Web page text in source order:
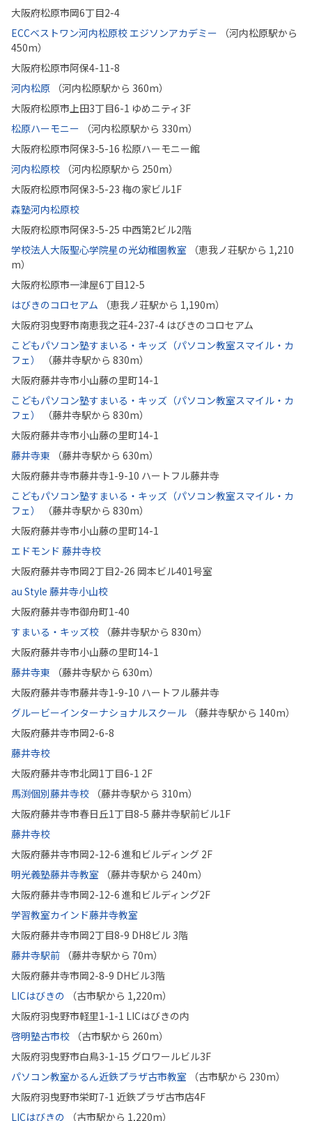
大阪府松原市岡6丁目2-4
ECCベストワン河内松原校 エジソンアカデミー
（河内松原駅から
450m）
大阪府松原市阿保4-11-8
河内松原
（河内松原駅から 360m）
大阪府松原市上田3丁目6-1 ゆめニティ3F
松原ハーモニー
（河内松原駅から 330m）
大阪府松原市阿保3-5-16 松原ハーモニー館
河内松原校
（河内松原駅から 250m）
大阪府松原市阿保3-5-23 梅の家ビル1F
森塾河内松原校
大阪府松原市阿保3-5-25 中西第2ビル2階
学校法人大阪聖心学院星の光幼稚園教室
（恵我ノ荘駅から 1,210
m）
大阪府松原市一津屋6丁目12-5
はびきのコロセアム
（恵我ノ荘駅から 1,190m）
大阪府羽曳野市南恵我之荘4-237-4 はびきのコロセアム
こどもパソコン塾すまいる・キッズ（パソコン教室スマイル・カ
フェ）
（藤井寺駅から 830m）
大阪府藤井寺市小山藤の里町14-1
こどもパソコン塾すまいる・キッズ（パソコン教室スマイル・カ
フェ）
（藤井寺駅から 830m）
大阪府藤井寺市小山藤の里町14-1
藤井寺東
（藤井寺駅から 630m）
大阪府藤井寺市藤井寺1-9-10 ハートフル藤井寺
こどもパソコン塾すまいる・キッズ（パソコン教室スマイル・カ
フェ）
（藤井寺駅から 830m）
大阪府藤井寺市小山藤の里町14-1
エドモンド 藤井寺校
大阪府藤井寺市岡2丁目2-26 岡本ビル401号室
au Style 藤井寺小山校
大阪府藤井寺市御舟町1-40
すまいる・キッズ校
（藤井寺駅から 830m）
大阪府藤井寺市小山藤の里町14-1
藤井寺東
（藤井寺駅から 630m）
大阪府藤井寺市藤井寺1-9-10 ハートフル藤井寺
グルービーインターナショナルスクール
（藤井寺駅から 140m）
大阪府藤井寺市岡2-6-8
藤井寺校
大阪府藤井寺市北岡1丁目6-1 2F
馬渕個別藤井寺校
（藤井寺駅から 310m）
大阪府藤井寺市春日丘1丁目8-5 藤井寺駅前ビル1F
藤井寺校
大阪府藤井寺市岡2-12-6 進和ビルディング 2F
明光義塾藤井寺教室
（藤井寺駅から 240m）
大阪府藤井寺市岡2-12-6 進和ビルディング2F
学習教室カインド藤井寺教室
大阪府藤井寺市岡2丁目8-9 DH8ビル 3階
藤井寺駅前
（藤井寺駅から 70m）
大阪府藤井寺市岡2-8-9 DHビル3階
LICはびきの
（古市駅から 1,220m）
大阪府羽曳野市軽里1-1-1 LICはびきの内
啓明塾古市校
（古市駅から 260m）
大阪府羽曳野市白鳥3-1-15 グロワールビル3F
パソコン教室かるん近鉄プラザ古市教室
（古市駅から 230m）
大阪府羽曳野市栄町7-1 近鉄プラザ古市店4F
LICはびきの
（古市駅から 1,220m）